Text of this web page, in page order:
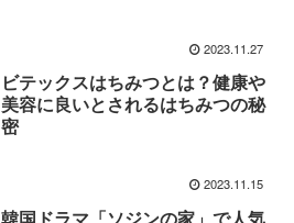
2023.11.27
ビテックスはちみつとは？健康や
美容に良いとされるはちみつの秘
密
2023.11.15
韓国ドラマ「ソジンの家」で人気